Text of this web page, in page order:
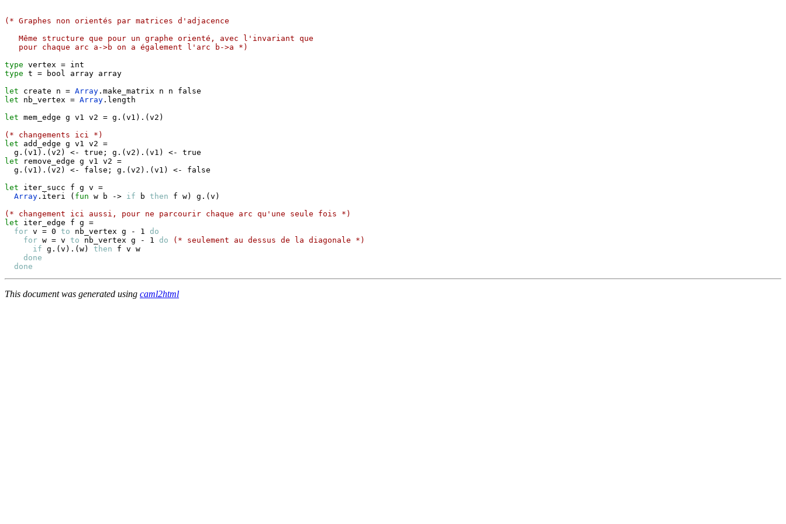
(* Graphes non orientés par matrices d'adjacence
   Même structure que pour un graphe orienté, avec l'invariant que
   pour chaque arc a->b on a également l'arc b->a *)
type vertex =
type t = bool array array
let create n = Array . make_matrix n n false
let nb_vertex = Array . length
let mem_edge g v1 v2 = g . ( v1 ) . ( v2 )
(* changements ici *)
let add_edge g v1 v2 =
  g
. ( v1 ) . ( v2 ) <- true ; g . ( v2 ) . ( v1 ) <-
true
let remove_edge g v1 v2 =
  g
. ( v1 ) . ( v2 ) <- false ; g . ( v2 ) . ( v1 ) <-
false
let iter_succ f g v =
Array . iteri ( fun w b -> if b then f w) g . ( v )
(* changement ici aussi, pour ne parcourir chaque arc qu'une seule fois *)
let iter_edge f g =
for v = 0 to nb_vertex g - 1 do
for w = v to nb_vertex g - 1 do
(* seulement au dessus de la diagonale *)
if g . ( v ) . ( w) then f v w
done
done
This document was generated using caml2html